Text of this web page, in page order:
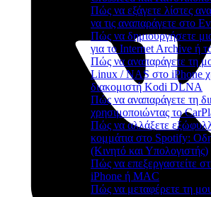
Πώς να εξάγετε λίστες
να τις αναπαράγετε στο
Πώς να δημιουργήσετε
για το Internet Archive ή
Πώς να αναπαράγετε τη
Linux / NAS στο iPhone
διακομιστή Kodi DLNA
Πώς να αναπαράγετε τη
χρησιμοποιώντας το
Πώς να αλλάξετε
κομμάτια στο Spotify:
(Κινητό και Υπολογιστής)
Πώς να επεξεργαστείτε
iPhone ή MAC
Πώς να μεταφέρετε τη